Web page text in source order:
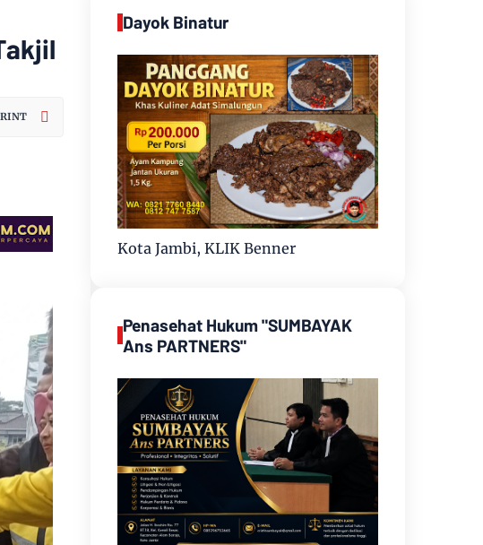
Dayok Binatur
Kota Jambi, KLIK Benner
Penasehat Hukum "SUMBAYAK
Ans PARTNERS"